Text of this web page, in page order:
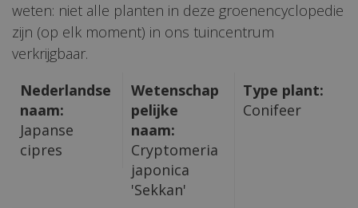
weten: niet alle planten in deze groenencyclopedie
zijn (op elk moment) in ons tuincentrum
verkrijgbaar.
Nederlandse
naam:
Japanse
cipres
Wetenschap
pelijke
naam:
Cryptomeria
japonica
'Sekkan'
Type plant:
Conifeer